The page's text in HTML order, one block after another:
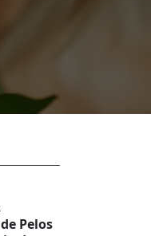
Pelos